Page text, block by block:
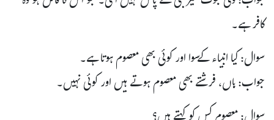
کافر ہے۔
سوال: کیا انبیاء کےسوا اور کوئی بھی معصوم ہوتا ہے۔
جواب: ہاں، فرشتے بھی معصوم ہوتے ہیں اور کوئی نہیں۔